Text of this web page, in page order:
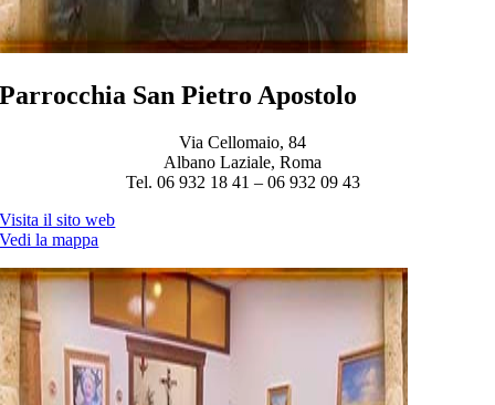
Parrocchia San Pietro Apostolo
Via Cellomaio, 84
Albano Laziale, Roma
Tel. 06 932 18 41 – 06 932 09 43
Visita il sito web
Vedi la mappa